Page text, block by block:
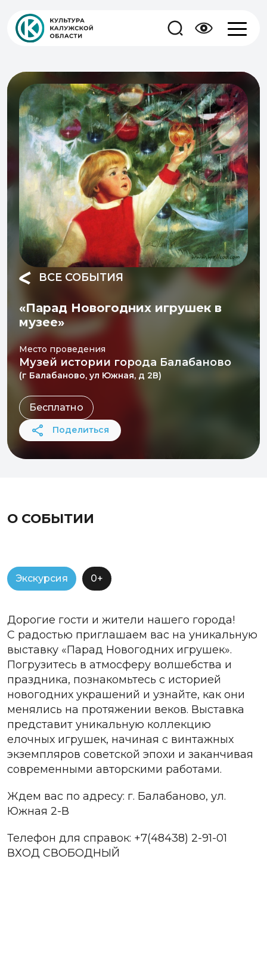
ВСЕ СОБЫТИЯ
«Парад Новогодних игрушек в
музее»
Место проведения
Музей истории города Балабаново
(г Балабаново, ул Южная, д 2В)
Бесплатно
Поделиться
О СОБЫТИИ
Экскурсия 0+
Дорогие гости и жители нашего города!
С радостью приглашаем вас на уникальную
выставку «Парад Новогодних игрушек».
Погрузитесь в атмосферу волшебства и
праздника, познакомьтесь с историей
новогодних украшений и узнайте, как они
менялись на протяжении веков. Выставка
представит уникальную коллекцию
елочных игрушек, начиная с винтажных
экземпляров советской эпохи и заканчивая
современными авторскими работами.
Ждем вас по адресу: г. Балабаново, ул.
Южная 2-В
Телефон для справок: +7(48438) 2-91-01
ВХОД СВОБОДНЫЙ